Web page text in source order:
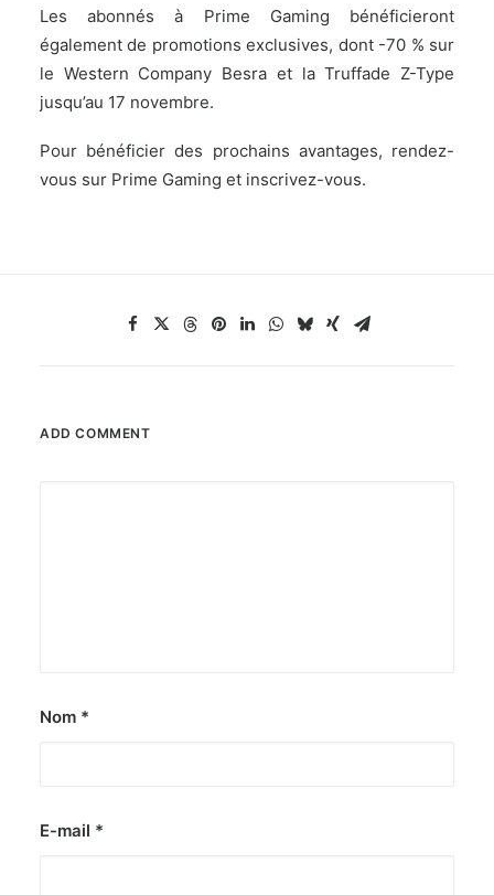
Les abonnés à Prime Gaming bénéficieront
également de promotions exclusives, dont -70 % sur
le Western Company Besra et la Truffade Z-Type
jusqu’au 17 novembre.
Pour bénéficier des prochains avantages, rendez-
vous sur Prime Gaming et inscrivez-vous.
ADD COMMENT
Nom *
E-mail *